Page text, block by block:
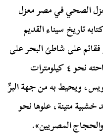
الصحي في مصر معزل
تاريخ سيناء القديم
على شاطئ البحر على
نحو 640 مترًا جنوبي المدينة، ومساحته نحو ٤ كيلومترات
ويحيط به من جهة البرِّ
متينة، علوها نحو
المصريين».